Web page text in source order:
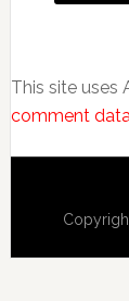
This site uses
comment